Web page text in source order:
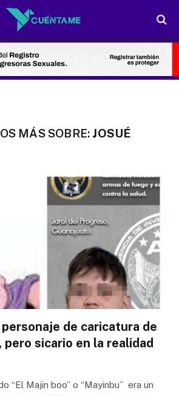
MÁS SOBRE: JOSUÉ
de caricatura de
pero sicario en la realidad
“El Majin boo” o “Mayinbu” era un